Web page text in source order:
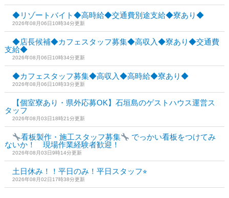
◆リゾートバイト◆高時給◆交通費別途支給◆寮あり◆
2026年08月06日10時34分更新
◆店長候補◆カフェスタッフ募集◆高収入◆寮あり◆交通費
支給◆
2026年08月06日10時34分更新
◆カフェスタッフ募集◆高収入◆高時給◆寮あり◆
2026年08月06日10時33分更新
【個室寮あり・県外応募OK】石垣島のゲストハウス運営ス
タッフ
2026年08月03日18時21分更新
看板製作・施工スタッフ募集
でっかい看板をつけてみ
ないか！ 現場作業経験者歓迎！
2026年08月03日9時14分更新
土日休み！！平日のみ！平日スタッフ⭐︎
2026年08月02日17時38分更新